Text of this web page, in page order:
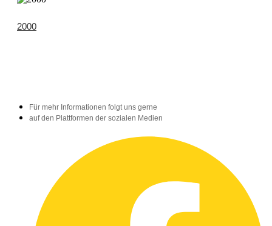
2000
Für mehr Informationen folgt uns gerne
auf den Plattformen der sozialen Medien